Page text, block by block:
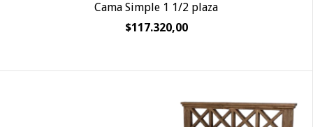
Cama Simple 1 1/2 plaza
$117.320,00